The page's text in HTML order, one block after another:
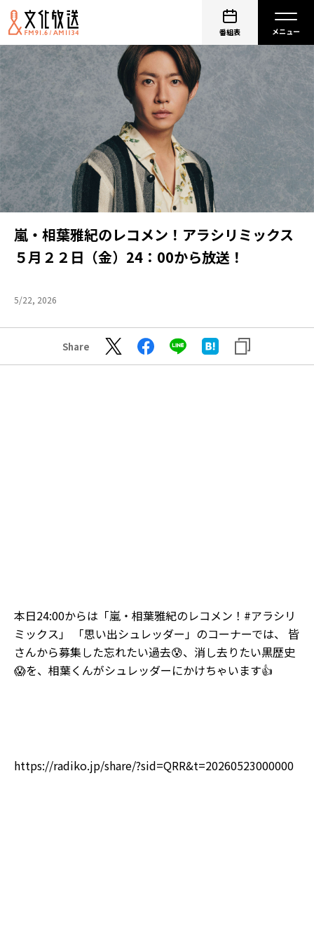
番組表
嵐・相葉雅紀のレコメン！アラシリミックス
５月２２日（金）24：00から放送！
5/22, 2026
Share
本日24:00からは「嵐・相葉雅紀のレコメン！ #アラシリ
ミックス」 「思い出シュレッダー」のコーナーでは、 皆
さんから募集した忘れたい過去😰、消し去りたい黒歴史
😱を、相葉くんがシュレッダーにかけちゃいます👍
https://radiko.jp/share/?sid=QRR&t=20260523000000